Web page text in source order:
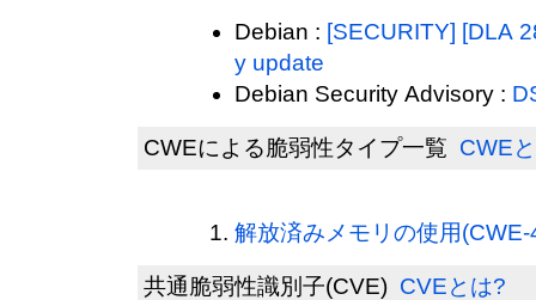
Debian : [SECURITY] [DLA
y update
Debian Security Advisory :
CWEによる脆弱性タイプ一覧 CWE
解放済みメモリの使用
共通脆弱性識別子(CVE) CVEとは?